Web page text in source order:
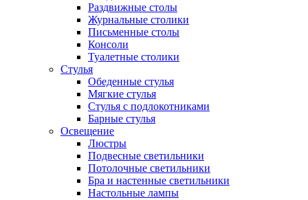
Раздвижные столы
Журнальные столики
Письменные столы
Консоли
Туалетные столики
Стулья
Обеденные стулья
Мягкие стулья
Стулья с подлокотниками
Барные стулья
Освещение
Люстры
Подвесные светильники
Потолочные светильники
Бра и настенные светильники
Настольные лампы